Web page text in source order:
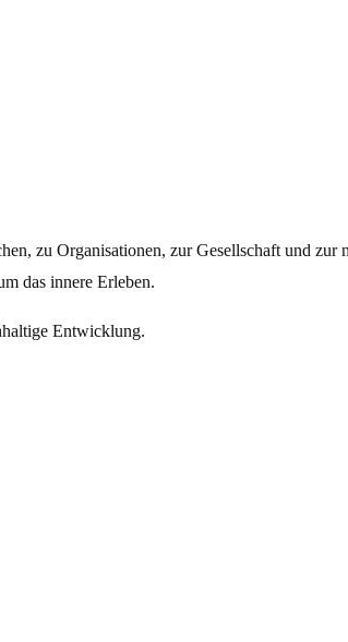
zu Organisationen, zur Gesellschaft und
das innere Erleben.
Entwicklung.